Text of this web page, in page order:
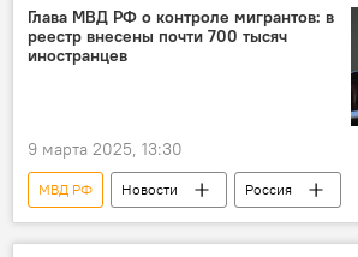
маньяк
раскрытие
Глава МВД РФ о контроле мигрантов: в
реестр внесены почти 700 тысяч
иностранцев
9 марта 2025, 13:30
МВД РФ Новости
Россия
Владимир Колокольцев
Общество